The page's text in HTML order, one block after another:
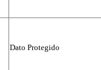
Dato Protegido